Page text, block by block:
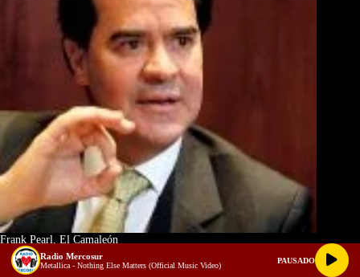
Frank Pearl, El Camaleón
Radio Mercosur
Metallica - Nothing Else Matters (Official Music Video)
PAUSADO